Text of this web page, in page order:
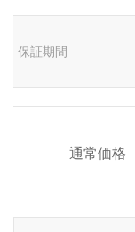
保証期間
通常価格